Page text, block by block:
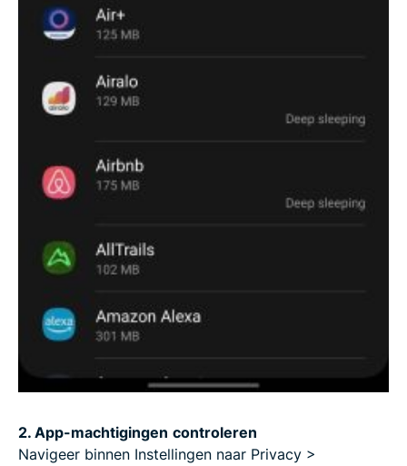
2. App-machtigingen controleren
Navigeer binnen Instellingen naar Privacy >